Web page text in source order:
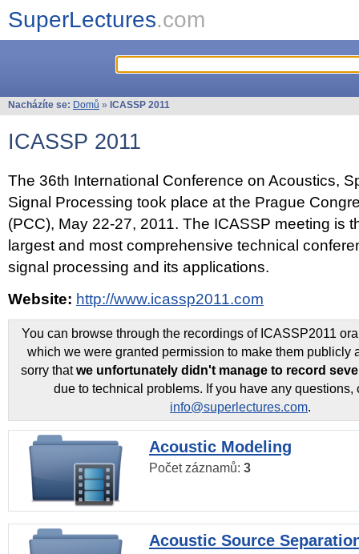
SuperLectures.com
Nacházíte se: Domů » ICASSP 2011
ICASSP 2011
The 36th International Conference on Acoustics,
Signal Processing took place at the Prague
(PCC), May 22-27, 2011. The ICASSP meeting is
largest and most comprehensive technical
signal processing and its applications.
Website: http://www.icassp2011.com
You can browse through the recordings of ICASSP2011
which we were granted permission to make them publicly
sorry thatwe unfortunately didn't manage to record
due to technical problems. If you have any questions,
info@superlectures.com.
Acoustic Modeling
Počet záznamů: 3
Acoustic Source